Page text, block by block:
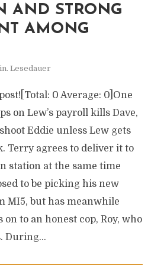
AND STRONG
AMONG
Lesedauer
0 Average: 0]One
on Lew’s payroll kills Dave,
Eddie unless Lew gets
Terry agrees to deliver it to
station at the same time
to be picking his new
MI5, but has meanwhile
on to an honest cop, Roy, who
During...